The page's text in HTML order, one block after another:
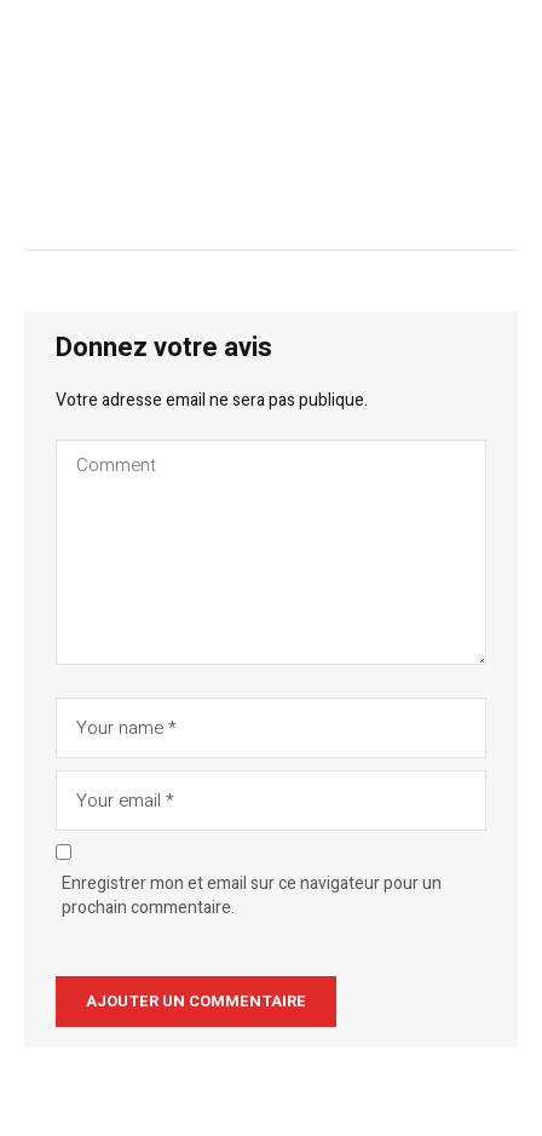
Donnez votre avis
Votre adresse email ne sera pas publique.
Enregistrer mon et email sur ce navigateur pour un
prochain commentaire.